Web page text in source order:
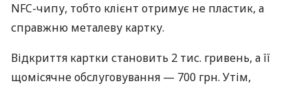
NFC-чипу, тобто клієнт отримує не пластик, а
справжню металеву картку.
Відкриття картки становить 2 тис. гривень, а її
щомісячне обслуговування — 700 грн. Утім,